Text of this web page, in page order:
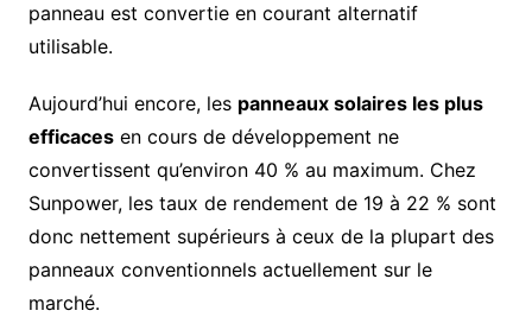
panneau est convertie en courant alternatif
utilisable.
Aujourd’hui encore, les panneaux solaires les plus
efficacesen cours de développement ne
convertissent qu’environ 40 % au maximum. Chez
Sunpower, les taux de rendement de 19 à 22 % sont
donc nettement supérieurs à ceux de la plupart des
panneaux conventionnels actuellement sur le
marché.